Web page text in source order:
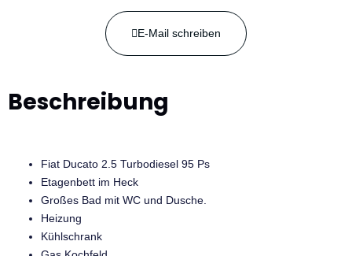
E-Mail schreiben
Beschreibung
Fiat Ducato 2.5 Turbodiesel 95 Ps
Etagenbett im Heck
Großes Bad mit WC und Dusche.
Heizung
Kühlschrank